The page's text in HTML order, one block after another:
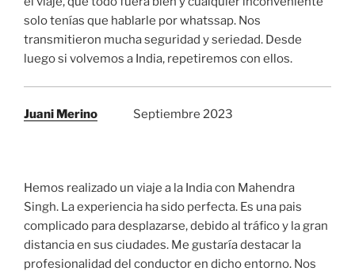
solo tenías que hablarle por whatssap. Nos
transmitieron mucha seguridad y seriedad. Desde
luego si volvemos a India, repetiremos con ellos.
Juani Merino Septiembre 2023
Hemos realizado un viaje a la India con Mahendra
Singh. La experiencia ha sido perfecta. Es una pais
complicado para desplazarse, debido al tráfico y la gran
distancia en sus ciudades. Me gustaría destacar la
profesionalidad del conductor en dicho entorno. Nos